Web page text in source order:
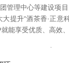
管理中心等建设项
提升“酒茶香·正意
能享受优质、高效、